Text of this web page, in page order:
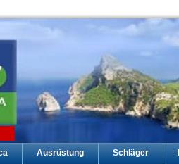
Ausrüstung Schläger